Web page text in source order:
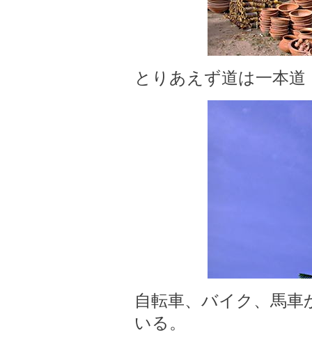
とりあえず道は一本
自転車、バイク、馬
いる。